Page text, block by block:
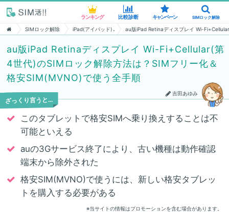
ランキング 比較診断 キャンペーン SIMロック解除
SIMロック解除 iPad(アイパッド) au版iPad Retinaディスプレイ Wi-
au版iPad Retinaディスプレイ Wi-Fi+Cellular(第
4世代)のSIMロック解除方法は？SIMフリー化＆
格安SIM(MVNO)で使う全手順
吉田あゆみ
ざっくり言うと…
このタブレットで格安SIMへ乗り換えすることは不
可能といえる
auの3Gサービス終了により、古い機種は動作確認
端末から除外された
格安SIM(MVNO)で使うには、新しい格安タブレッ
トを購入する必要がある
※当サイトの情報はプロモーションを含む場合があります。
ランキング 比較診断 キャンペーン SIMロック解除